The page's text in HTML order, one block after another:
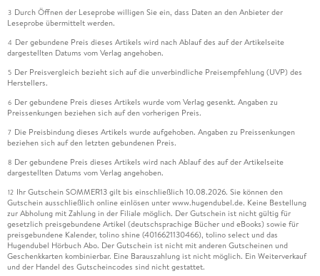
3 Durch Öffnen der Leseprobe willigen Sie ein, dass Daten an den Anbieter der
Leseprobe übermittelt werden.
4 Der gebundene Preis dieses Artikels wird nach Ablauf des auf der Artikelseite
dargestellten Datums vom Verlag angehoben.
5 Der Preisvergleich bezieht sich auf die unverbindliche Preisempfehlung (UVP) des
Herstellers.
6 Der gebundene Preis dieses Artikels wurde vom Verlag gesenkt. Angaben zu
Preissenkungen beziehen sich auf den vorherigen Preis.
7 Die Preisbindung dieses Artikels wurde aufgehoben. Angaben zu Preissenkungen
beziehen sich auf den letzten gebundenen Preis.
8 Der gebundene Preis dieses Artikels wird nach Ablauf des auf der Artikelseite
dargestellten Datums vom Verlag angehoben.
12 Ihr Gutschein SOMMER13 gilt bis einschließlich 10.08.2026. Sie können den
Gutschein ausschließlich online einlösen unter www.hugendubel.de. Keine Bestellung
zur Abholung mit Zahlung in der Filiale möglich. Der Gutschein ist nicht gültig für
gesetzlich preisgebundene Artikel (deutschsprachige Bücher und eBooks) sowie für
preisgebundene Kalender, tolino shine (4016621130466), tolino select und das
Hugendubel Hörbuch Abo. Der Gutschein ist nicht mit anderen Gutscheinen und
Geschenkkarten kombinierbar. Eine Barauszahlung ist nicht möglich. Ein Weiterverkauf
und der Handel des Gutscheincodes sind nicht gestattet.